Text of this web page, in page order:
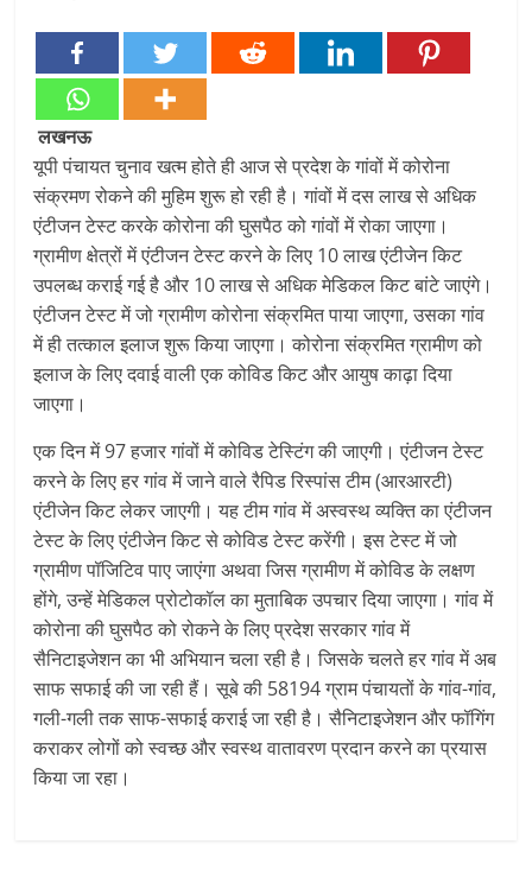
लखनऊ
यूपी पंचायत चुनाव खत्म होते ही आज से प्रदेश के गांवों में कोरोना
संक्रमण रोकने की मुहिम शुरू हो रही है। गांवों में दस लाख से अधिक
एंटीजन टेस्ट करके कोरोना की घुसपैठ को गांवों में रोका जाएगा।
ग्रामीण क्षेत्रों में एंटीजन टेस्ट करने के लिए 10 लाख एंटीजेन किट
उपलब्ध कराई गई है और 10 लाख से अधिक मेडिकल किट बांटे जाएंगे।
एंटीजन टेस्ट में जो ग्रामीण कोरोना संक्रमित पाया जाएगा, उसका गांव
में ही तत्काल इलाज शुरू किया जाएगा। कोरोना संक्रमित ग्रामीण को
इलाज के लिए दवाई वाली एक कोविड किट और आयुष काढ़ा दिया
जाएगा।
एक दिन में 97 हजार गांवों में कोविड टेस्टिंग की जाएगी। एंटीजन टेस्ट
करने के लिए हर गांव में जाने वाले रैपिड रिस्पांस टीम (आरआरटी)
एंटीजेन किट लेकर जाएगी। यह टीम गांव में अस्वस्थ व्यक्ति का एंटीजन
टेस्ट के लिए एंटीजेन किट से कोविड टेस्ट करेंगी। इस टेस्ट में जो
ग्रामीण पॉजिटिव पाए जाएंगा अथवा जिस ग्रामीण में कोविड के लक्षण
होंगे, उन्हें मेडिकल प्रोटोकॉल का मुताबिक उपचार दिया जाएगा। गांव में
कोरोना की घुसपैठ को रोकने के लिए प्रदेश सरकार गांव में
सैनिटाइजेशन का भी अभियान चला रही है। जिसके चलते हर गांव में अब
साफ सफाई की जा रही हैं। सूबे की 58194 ग्राम पंचायतों के गांव-गांव,
गली-गली तक साफ-सफाई कराई जा रही है। सैनिटाइजेशन और फॉगिंग
कराकर लोगों को स्वच्छ और स्वस्थ वातावरण प्रदान करने का प्रयास
किया जा रहा।